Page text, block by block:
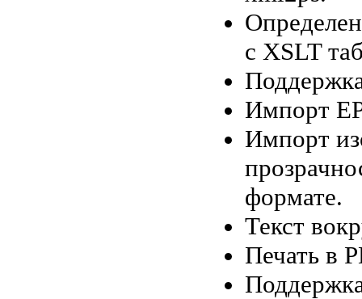
с XSLT
Импорт
Импорт
формате.
Текст
Печать в